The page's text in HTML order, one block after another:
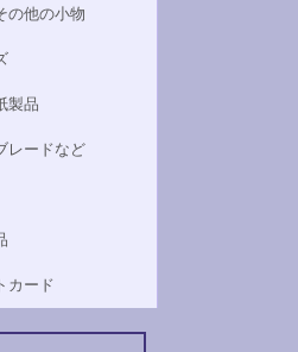
の他の小物
製品
レードなど
カード